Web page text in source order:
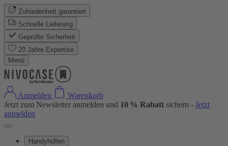
Zufriedenheit garantiert
Schnelle Lieferung
Geprüfte Sicherheit
20 Jahre Expertise
Menü
Anmelden
Warenkorb
Jetzt zum Newsletter anmelden und 10 % Rabatt sichern - Jetzt
anmelden
Handyhüllen